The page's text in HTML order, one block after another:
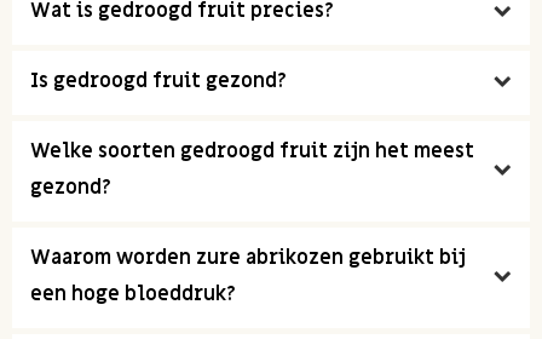
Wat is gedroogd fruit precies?
Is gedroogd fruit gezond?
Welke soorten gedroogd fruit zijn het meest
gezond?
Waarom worden zure abrikozen gebruikt bij
een hoge bloeddruk?